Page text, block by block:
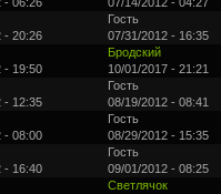
- 20:26
Гость
07/31/2012 - 16:35
- 19:50
Бродский
10/01/2017 - 21:21
- 12:35
Гость
08/19/2012 - 08:41
- 08:00
Гость
08/29/2012 - 15:35
- 16:40
Гость
09/01/2012 - 08:25
Светлячок